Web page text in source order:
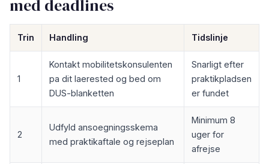
med deadlines
Trin Handling Tidslinje
1
Kontakt mobilitetskonsulenten
pa dit laerested og bed om
DUS-blanketten
Snarligt efter
praktikpladsen
er fundet
2
Udfyld ansoegningsskema
med praktikaftale og rejseplan
Minimum 8
uger for
afrejse